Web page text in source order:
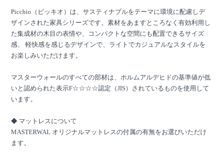
Picchio（ピッキオ）は、サスティナブルをテーマに環境に配慮しデ
ザインされた家具シリーズです。素材をあますところなく有効利用し
た集成材の木目の表情や、コンパクトな空間にも配置できるサイズ
感、 軽快感を感じるデザインで、ライトでカジュアルなスタイルを
お楽しみいただけます。
マスターウォールのすべての部材は、ホルムアルデヒドの基準値が低
いと認められた表示F☆☆☆☆認定（JIS）されているものを使用して
います。
◆ マットレスについて
MASTERWAL オリジナルマットレスの付属の有無をお選びいただけ
ます。